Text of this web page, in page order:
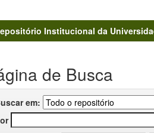
Institucional da
de Busca
em: